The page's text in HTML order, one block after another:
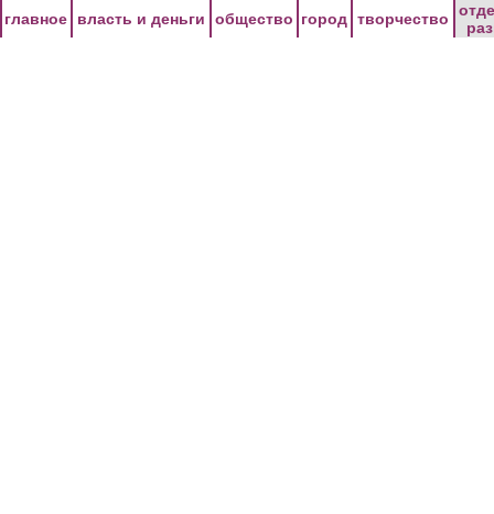
главное власть и деньги общество город творчество